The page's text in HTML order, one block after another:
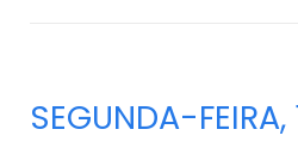
SEGUNDA-FEIRA,